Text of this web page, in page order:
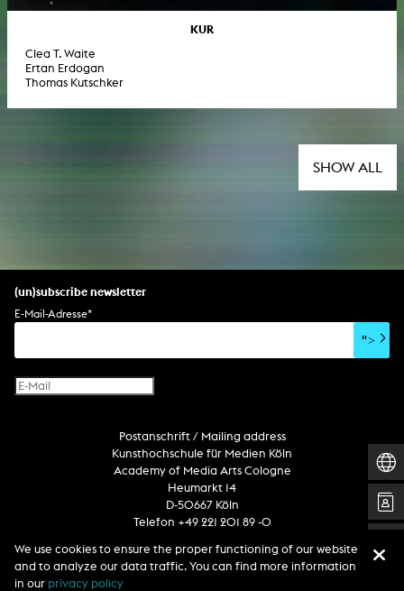
KUR
Clea T. Waite
Ertan Erdogan
Thomas Kutschker
SHOW ALL
(un)subscribe newsletter
E-Mail-Adresse*
">
Postanschrift / Mailing address
Kunsthochschule für Medien Köln
Academy of Media Arts Cologne
Heumarkt 14
D-50667 Köln
Telefon +49 221 201 89 -0
We use cookies to ensure the proper functioning of our website
and to analyze our data traffic. You can find more information
in our privacy policy